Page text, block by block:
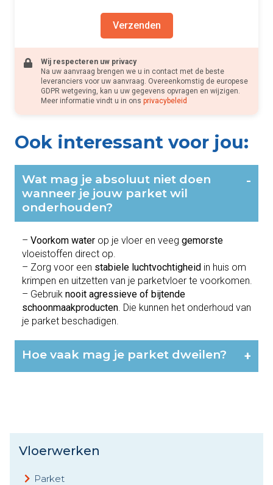
Verzenden
Wij respecteren uw privacy
Na uw aanvraag brengen we u in contact met de beste
leveranciers voor uw aanvraag. Overeenkomstig de europese
GDPR wetgeving, kan u uw gegevens opvragen en wijzigen.
Meer informatie vindt u in ons privacybeleid
Ook interessant voor jou:
Wat mag je absoluut niet doen
wanneer je jouw parket wil
onderhouden?
-
– Voorkom water op je vloer en veeg gemorste
vloeistoffen direct op.
– Zorg voor een stabiele luchtvochtigheid in huis om
krimpen en uitzetten van je parketvloer te voorkomen.
– Gebruik nooit agressieve of bijtende
schoonmaakproducten . Die kunnen het onderhoud van
je parket beschadigen.
Hoe vaak mag je parket dweilen? +
Vloerwerken
Parket